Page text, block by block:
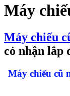
Máy
Máy chiếu
có nhận lắp
Máy chiếu cũ